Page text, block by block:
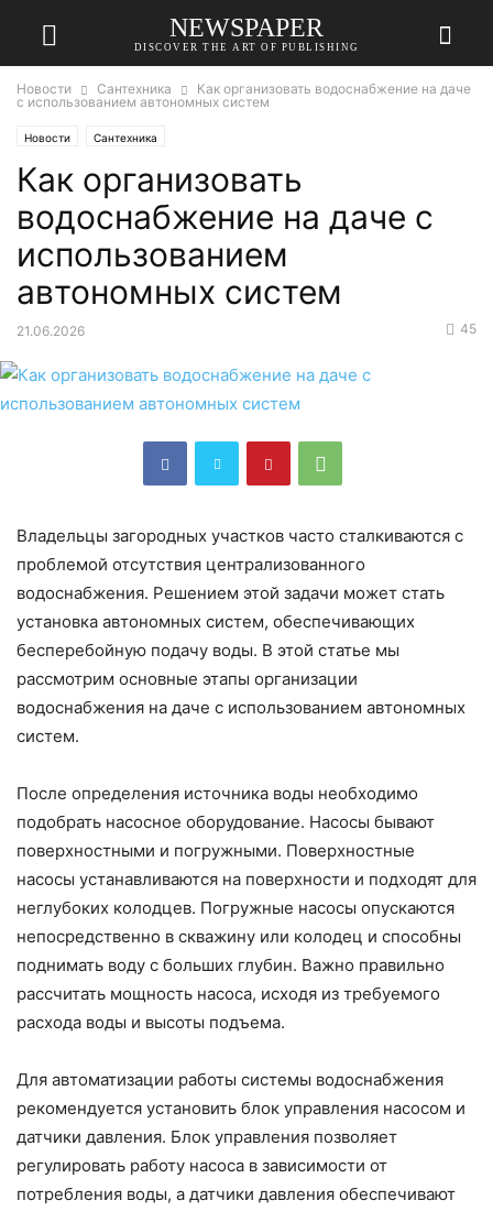
NEWSPAPER
DISCOVER THE ART OF PUBLISHING
Новости Сантехника
Как организовать водоснабжение на даче
с использованием автономных систем
Новости Сантехника
Как организовать
водоснабжение на даче с
использованием
автономных систем
21.06.2026 45
Владельцы загородных участков часто сталкиваются с
проблемой отсутствия централизованного
водоснабжения. Решением этой задачи может стать
установка автономных систем, обеспечивающих
бесперебойную подачу воды. В этой статье мы
рассмотрим основные этапы организации
водоснабжения на даче с использованием автономных
систем.
После определения источника воды необходимо
подобрать насосное оборудование. Насосы бывают
поверхностными и погружными. Поверхностные
насосы устанавливаются на поверхности и подходят для
неглубоких колодцев. Погружные насосы опускаются
непосредственно в скважину или колодец и способны
поднимать воду с больших глубин. Важно правильно
рассчитать мощность насоса, исходя из требуемого
расхода воды и высоты подъема.
Для автоматизации работы системы водоснабжения
рекомендуется установить блок управления насосом и
датчики давления. Блок управления позволяет
регулировать работу насоса в зависимости от
потребления воды, а датчики давления обеспечивают